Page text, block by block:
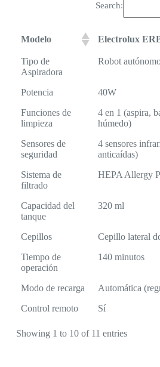
Search:
Modelo Electrolux
Tipo de
Aspiradora
Robot
Potencia
40W
Funciones de
limpieza
4 en 1 (aspira,
húmedo)
Sensores de
seguridad
4 sensores
anticaídas)
Sistema de
filtrado
HEPA Allergy
Capacidad del
tanque
320 ml
Cepillos
Cepillo lateral
Tiempo de
operación
140 minutos
Modo de recarga
Automática
Control remoto
Sí
Showing 1 to 10 of 11 entries